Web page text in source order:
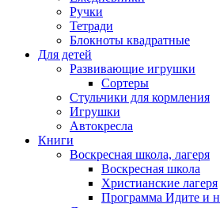
Ручки
Тетради
Блокноты квадратные
Для детей
Развивающие игрушки
Сортеры
Стульчики для кормления
Игрушки
Автокресла
Книги
Воскресная школа, лагеря
Воскресная школа
Христианские лагеря
Программа Идите и